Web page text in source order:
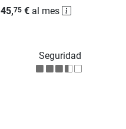
Seguridad
45,75€al mes